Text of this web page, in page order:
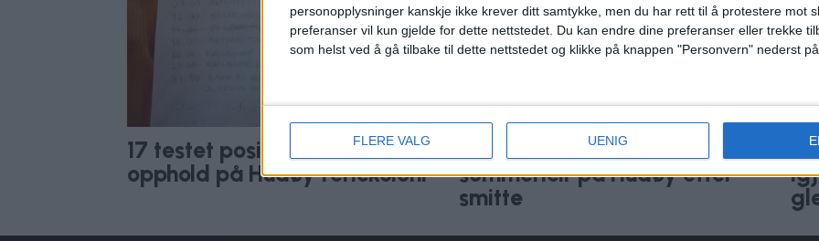
personopplysninger kanskje ikke krever ditt samtykke, men du har rett til å protestere mot
preferanser vil kun gjelde for dette nettstedet. Du kan endre dine preferanser eller trekke
som helst ved å gå tilbake til dette nettstedet og klikke på knappen "Personvern" nederst på
FLERE VALG UENIG
17 testet positivt etter
opphold på Hudøy feriekoloni
30 bybarn sendes hjem fra
sommerleir på Hudøy etter
smitte